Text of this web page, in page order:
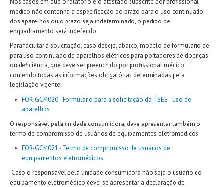
Nos casos em que o relatório e o atestado subscrito por profissional
médico não contenha a especificação do prazo para o uso continuado
dos aparelhos ou o prazo seja indeterminado, o pedido de
enquadramento será indeferido.
Para facilitar a solicitação, caso deseje, abaixo, modelo de formulário de
para uso continuado de aparelhos elétricos para portadores de doenças
ou deficiência, que deve ser preenchido por profissional médico,
contendo todas as informações obrigatórias determinadas pela
legislação vigente:
FOR-GCM020 - Formulário para a solicitação da TSEE - Uso de
aparelhos
O responsável pela unidade consumidora, deve apresentar também o
termo de compromisso de usuários de equipamentos eletromédicos:
FOR-GCM021 - Termo de compromisso de usuários de
equipamentos eletromédicos
Caso o responsável pela unidade consumidora não seja o usuário do
equipamento eletromédico deve-se apresentar a declaração de